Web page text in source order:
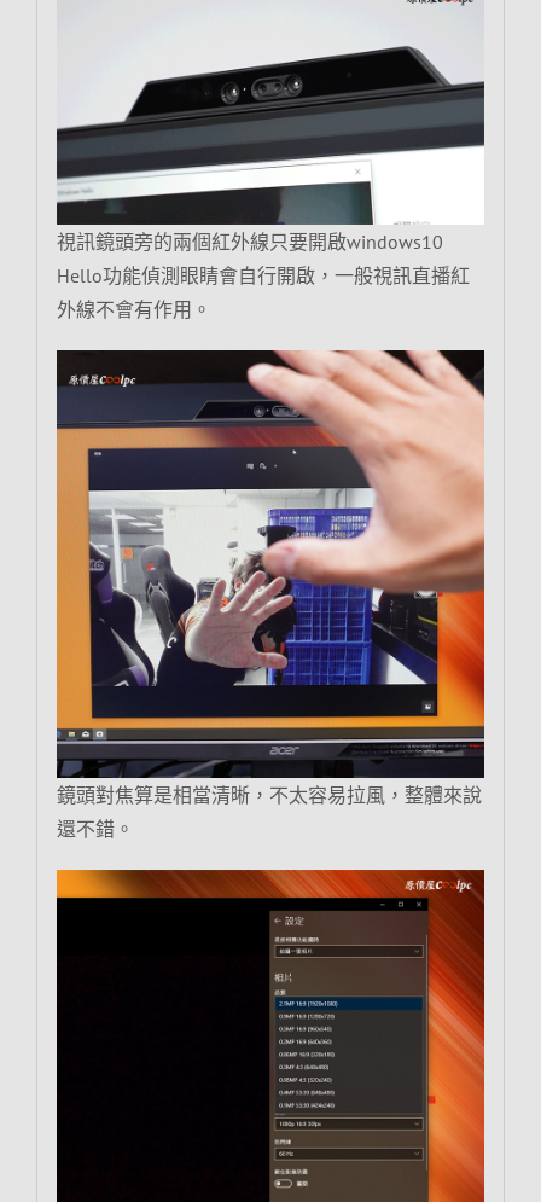
視訊鏡頭旁的兩個紅外線只要開啟windows10
Hello功能偵測眼睛會自行開啟，一般視訊直播紅
外線不會有作用。
鏡頭對焦算是相當清晰，不太容易拉風，整體來說
還不錯。